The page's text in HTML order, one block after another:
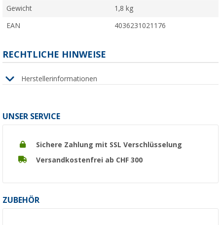
Gewicht 1,8 kg
EAN 4036231021176
RECHTLICHE HINWEISE
Herstellerinformationen
UNSER SERVICE
Sichere Zahlung mit SSL Verschlüsselung
Versandkostenfrei ab CHF 300
ZUBEHÖR